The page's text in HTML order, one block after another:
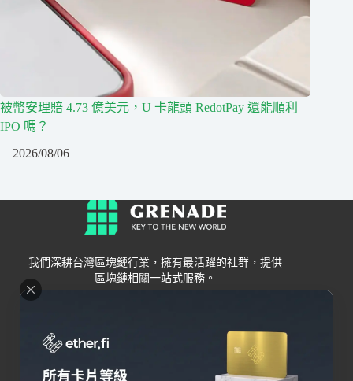
被幣安理賠 4.73 億美元，U 卡龍頭 RedotPay 還能順利
IPO 嗎？
2026/08/06
我們深耕台灣區塊鏈行業，擁有最活躍的社群，提供
區塊鏈相關一站式服務。
Grenade
關於我們
交易所